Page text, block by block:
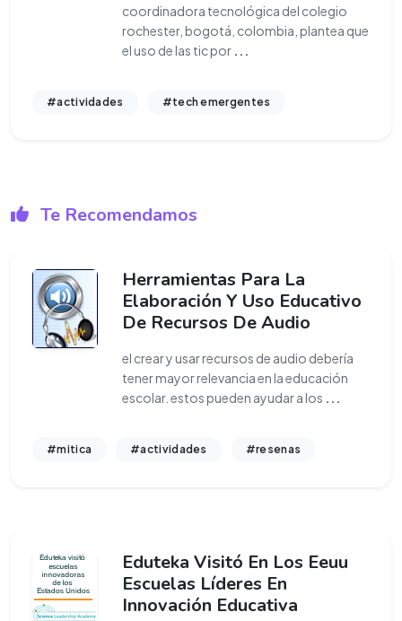
coordinadora tecnológica del colegio
rochester, bogotá, colombia, plantea que
el uso de las tic por ...
#actividades #tech emergentes
Te Recomendamos
Herramientas Para La
Elaboración Y Uso Educativo
De Recursos De Audio
el crear y usar recursos de audio debería
tener mayor relevancia en la educación
escolar. estos pueden ayudar a los ...
#mitica #actividades #resenas
Eduteka Visitó En Los Eeuu
Escuelas Líderes En
Innovación Educativa